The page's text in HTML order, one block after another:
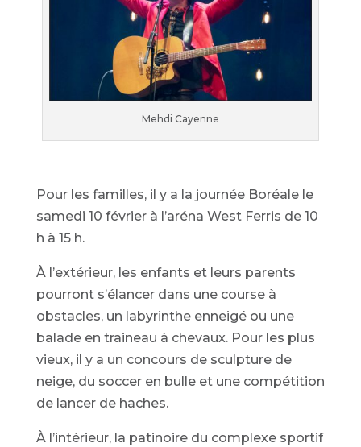
Mehdi Cayenne
Pour les familles, il y a la journée Boréale le
samedi 10 février à l’aréna West Ferris de 10
h à 15 h.
À l’extérieur, les enfants et leurs parents
pourront s’élancer dans une course à
obstacles, un labyrinthe enneigé ou une
balade en traineau à chevaux. Pour les plus
vieux, il y a un concours de sculpture de
neige, du soccer en bulle et une compétition
de lancer de haches.
À l’intérieur, la patinoire du complexe sportif